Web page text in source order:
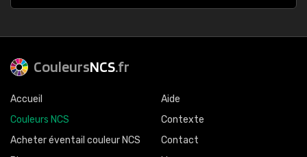
CouleursNCS.fr
Accueil
Couleurs NCS
Acheter éventail couleur NCS
Aide
Contexte
Contact